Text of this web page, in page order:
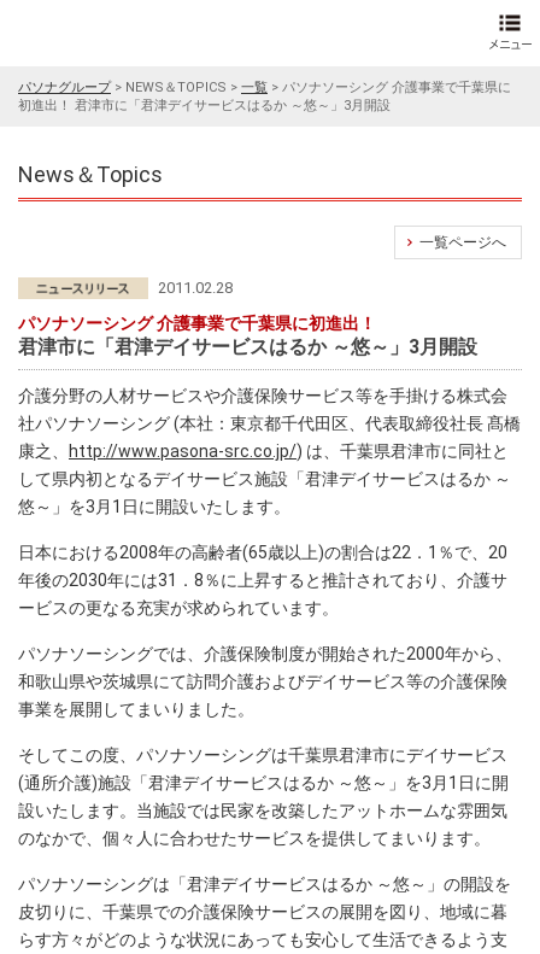
パソナグループ> NEWS＆TOPICS > 一覧 > パソナソーシング 介護事業で千葉県に
初進出！ 君津市に「君津デイサービスはるか ～悠～」3月開設
News＆Topics
一覧ページへ
2011.02.28
パソナソーシング 介護事業で千葉県に初進出！
君津市に「君津デイサービスはるか ～悠～」3月開設
介護分野の人材サービスや介護保険サービス等を手掛ける株式会
社パソナソーシング (本社：東京都千代田区、代表取締役社長 髙橋
康之、
http://www.pasona-src.co.jp/) は、千葉県君津市に同社と
して県内初となるデイサービス施設「君津デイサービスはるか ～
悠～」を3月1日に開設いたします。
日本における2008年の高齢者(65歳以上)の割合は22．1％で、20
年後の2030年には31．8％に上昇すると推計されており、介護サ
ービスの更なる充実が求められています。
パソナソーシングでは、介護保険制度が開始された2000年から、
和歌山県や茨城県にて訪問介護およびデイサービス等の介護保険
事業を展開してまいりました。
そしてこの度、パソナソーシングは千葉県君津市にデイサービス
(通所介護)施設「君津デイサービスはるか ～悠～」を3月1日に開
設いたします。当施設では民家を改築したアットホームな雰囲気
のなかで、個々人に合わせたサービスを提供してまいります。
パソナソーシングは「君津デイサービスはるか ～悠～」の開設を
皮切りに、千葉県での介護保険サービスの展開を図り、地域に暮
らす方々がどのような状況にあっても安心して生活できるよう支